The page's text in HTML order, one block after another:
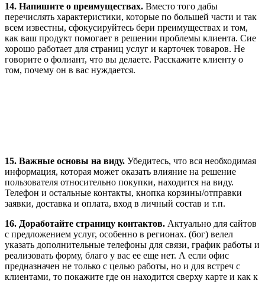
14. Напишите о преимуществах. Вместо того дабы
перечислять характеристики, которые по большей части и так
всем известны, сфокусируйтесь бери преимуществах и том,
как ваш продукт помогает в решении проблемы клиента. Сие
хорошо работает для страниц услуг и карточек товаров. Не
говорите о фолиант, что вы делаете. Расскажите клиенту о
том, почему он в вас нуждается.
15. Важные основы на виду. Убедитесь, что вся необходимая
информация, которая может оказать влияние на решение
пользователя относительно покупки, находится на виду.
Телефон и остальные контакты, кнопка корзины/отправки
заявки, доставка и оплата, вход в личный состав и т.п.
16. Доработайте страницу контактов. Актуально для сайтов
с предложением услуг, особенно в регионах. (бог) велел
указать дополнительные телефоны для связи, график работы и
реализовать форму, благо у вас ее еще нет. А если офис
предназначен не только с целью работы, но и для встреч с
клиентами, то покажите где он находится сверху карте и как к